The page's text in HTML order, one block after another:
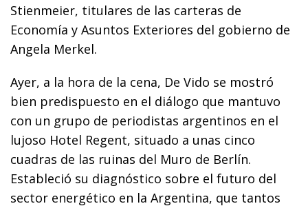
Stienmeier, titulares de las carteras de
Economía y Asuntos Exteriores del gobierno de
Angela Merkel.
Ayer, a la hora de la cena, De Vido se mostró
bien predispuesto en el diálogo que mantuvo
con un grupo de periodistas argentinos en el
lujoso Hotel Regent, situado a unas cinco
cuadras de las ruinas del Muro de Berlín.
Estableció su diagnóstico sobre el futuro del
sector energético en la Argentina, que tantos